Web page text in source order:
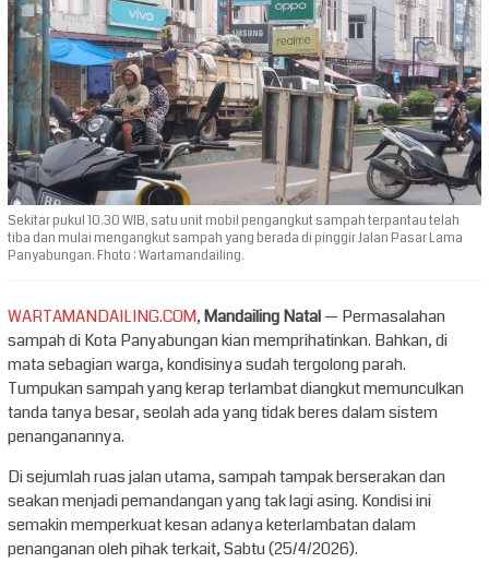
Sekitar pukul 10.30 WIB, satu unit mobil pengangkut sampah terpantau telah
tiba dan mulai mengangkut sampah yang berada di pinggir Jalan Pasar Lama
Panyabungan. Fhoto : Wartamandailing.
WARTAMANDAILING.COM,Mandailing Natal— Permasalahan
sampah di Kota Panyabungan kian memprihatinkan. Bahkan, di
mata sebagian warga, kondisinya sudah tergolong parah.
Tumpukan sampah yang kerap terlambat diangkut memunculkan
tanda tanya besar, seolah ada yang tidak beres dalam sistem
penanganannya.
Di sejumlah ruas jalan utama, sampah tampak berserakan dan
seakan menjadi pemandangan yang tak lagi asing. Kondisi ini
semakin memperkuat kesan adanya keterlambatan dalam
penanganan oleh pihak terkait, Sabtu (25/4/2026).